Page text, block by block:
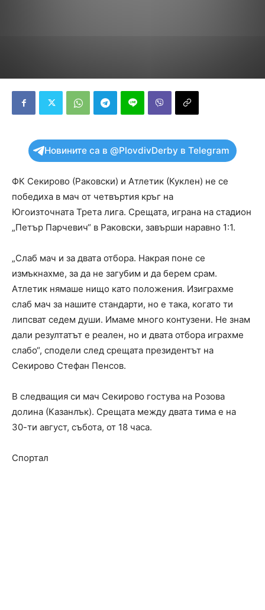
Новините са в @PlovdivDerby в Telegram
ФК Секирово (Раковски) и Атлетик (Куклен) не се
победиха в мач от четвъртия кръг на
Югоизточната Трета лига. Срещата, играна на стадион
„Петър Парчевич“ в Раковски, завърши наравно 1:1.
„Слаб мач и за двата отбора. Накрая поне се
измъкнахме, за да не загубим и да берем срам.
Атлетик нямаше нищо като положения. Изиграхме
слаб мач за нашите стандарти, но е така, когато ти
липсват седем души. Имаме много контузени. Не знам
дали резултатът е реален, но и двата отбора играхме
слабо“, сподели след срещата президентът на
Секирово Стефан Пенсов.
В следващия си мач Секирово гостува на Розова
долина (Казанлък). Срещата между двата тима е на
30-ти август, събота, от 18 часа.
Спортал